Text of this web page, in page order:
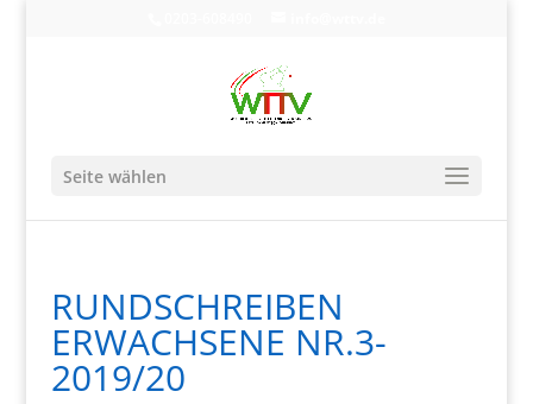
Seite wählen
RUNDSCHREIBEN
ERWACHSENE NR.3-
2019/20